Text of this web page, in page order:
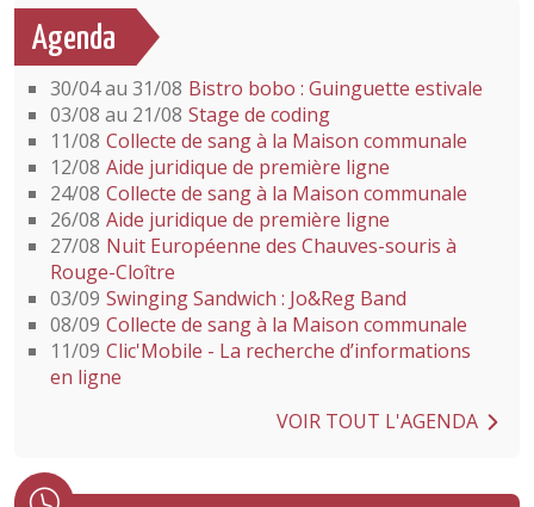
Agenda
30/04 au 31/08 Bistro bobo : Guinguette estivale
03/08 au 21/08 Stage de coding
11/08 Collecte de sang à la Maison communale
12/08 Aide juridique de première ligne
24/08 Collecte de sang à la Maison communale
26/08 Aide juridique de première ligne
27/08 Nuit Européenne des Chauves-souris à
Rouge-Cloître
03/09 Swinging Sandwich : Jo&Reg Band
08/09 Collecte de sang à la Maison communale
11/09 Clic'Mobile - La recherche d’informations
en ligne
VOIR TOUT L'AGENDA